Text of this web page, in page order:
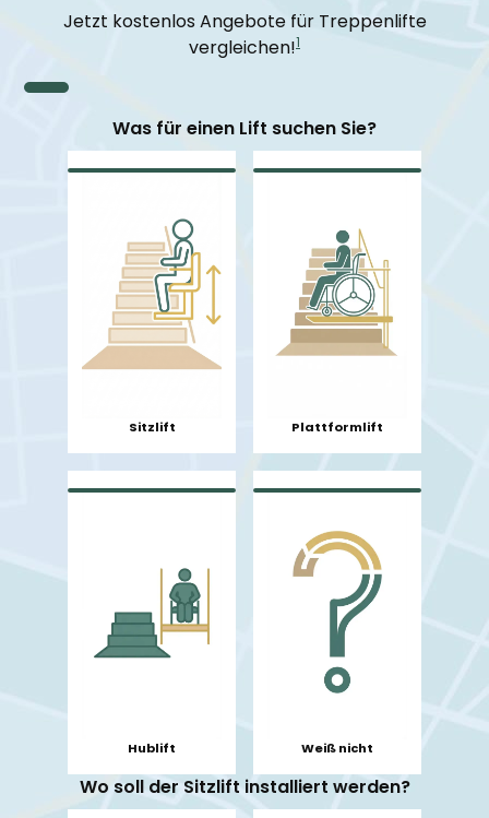
Jetzt kostenlos Angebote für Treppenlifte
vergleichen!1
Was für einen Lift suchen Sie?
Sitzlift Plattformlift
Hublift Weiß nicht
Wo soll der Sitzlift installiert werden?